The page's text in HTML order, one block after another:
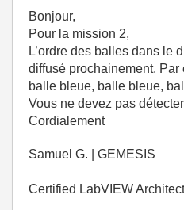
Bonjour,
Pour la mission 2,
L’ordre des balles dans le
diffusé prochainement.
balle bleue, balle bleue,
Vous ne devez pas
Cordialement
Samuel G. | GEMESIS
Certified LabVIEW Architect